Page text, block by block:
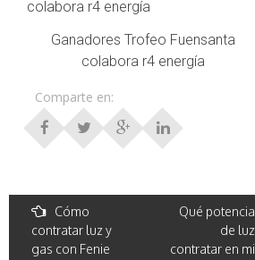
Ganadores Trofeo Fuensanta
colabora r4 energía
Comparte en:
Post
navigation
Cómo
contratar luz y
gas con Fenie
Qué potencia
de luz
contratar en mi